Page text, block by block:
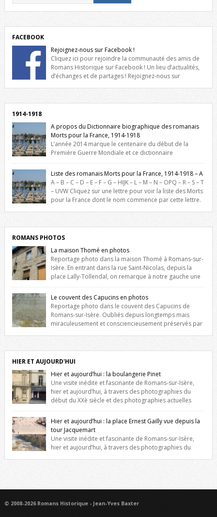
FACEBOOK
Rejoignez-nous sur Facebook !
Cliquez ici pour rejoindre la communauté des amis de
Romans Historique sur Facebook ! Un lieu d’actualités,
d’échanges et de partages ! Rejoignez-nous sur
1914-1918
A propos du Dictionnaire biographique des romanais
Morts pour la France, 1914-1918
L’année 2014 marque le centenaire du début de la
Première Guerre Mondiale et ce dictionnaire
biographique veut rendre hommage aux romanais Morts pour la
France durant ce conflit. La base de cette recherche historique est
constituée des noms gravés sur les plaques commémoratives de
l’Hôtel de Ville, du lycée du Dauphiné et du lycée Triboulet, […]
Liste des romanais Morts pour la France, 1914-1918 – A
A – B – C – D – E – F – G – HIJK – L – M – N – OPQ – R – S – T
– UVW Cliquez sur une lettre pour voir la liste des Morts
pour la France dont le nom commence par cette lettre.
ROMANS PHOTOS
La maison Thomé en photos
Reportage photo dans la maison Thomé à Romans-sur-
Isère. En entrant dans la rue Saint-Nicolas, depuis la
place Lally-Tollendal, on remarque à notre gauche une
maison construite au XVIè siècle. Les deux façades sont ornées de
fenêtres jumelles à meneaux. Entre ces deux étages, on peut voir une
niche qui contient une statue de la Vierge. […]
Le couvent des Capucins en photos
Reportage photo dans le couvent des Capucins de
Romans-sur-Isère. Oubliés depuis longtemps mais
miraculeusement et consciencieusement préservés par
l’histoire de la redécouverte de vestiges du couvent des Capucins !
Petit retour sur l’histoire […]
HIER ET AUJOURD'HUI
Hier et aujourd’hui : la boulangerie Pinet
Une visite inédite et fascinante de Romans-sur-Isère,
hier et aujourd’hui, à travers des photographies du
début du XXè siècle et des photographies actuelles
prises exactement dans le même cadre ! A l’angle de la place Jean
Jaurès et de l’avenue Victor Hugo (à côté d’Intermarché), à Romans. La
boulangerie Jules Pinet est inscrite dans le […]
Hier et aujourd’hui : la place Ernest Gailly vue depuis la
tour Jacquemart
Une visite inédite et fascinante de Romans-sur-Isère,
hier et aujourd’hui, à travers des photographies du
© 2008-2026 Romans Historique - Jean-Yves Baxter